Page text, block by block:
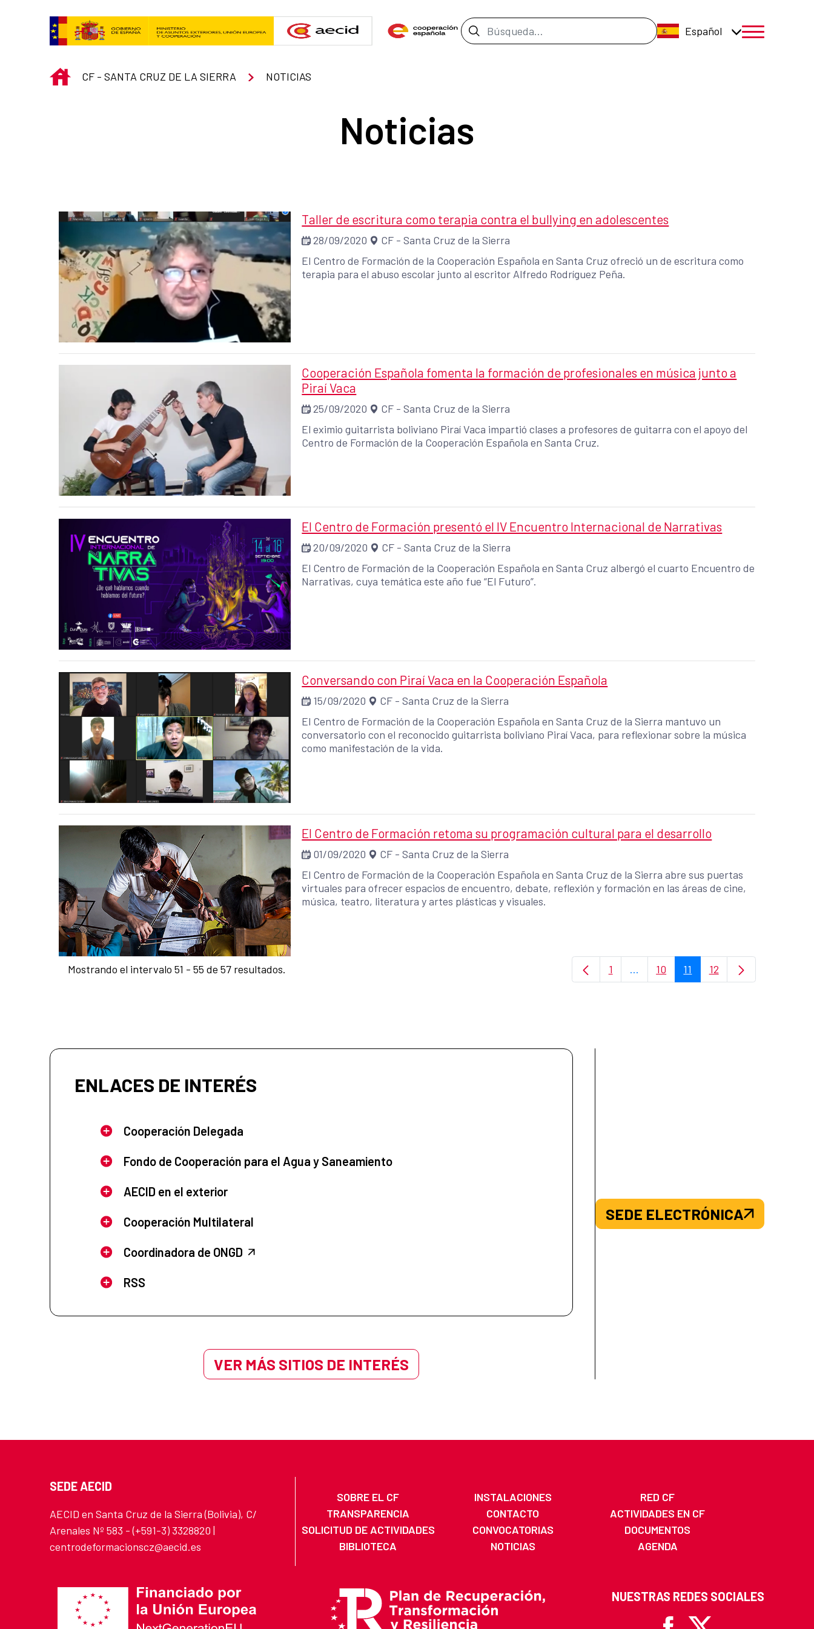
Barra de búsqueda Español
menú móvil
INICIO
CF - SANTA CRUZ DE LA SIERRA NOTICIAS
Noticias
Taller de escritura como terapia contra el bullying en adolescentes
28/09/2020
CF - Santa Cruz de la Sierra
El Centro de Formación de la Cooperación Española en Santa Cruz ofreció un de escritura como
terapia para el abuso escolar junto al escritor Alfredo Rodríguez Peña.
Cooperación Española fomenta la formación de profesionales en música junto a
Piraí Vaca
25/09/2020
CF - Santa Cruz de la Sierra
El eximio guitarrista boliviano Piraí Vaca impartió clases a profesores de guitarra con el apoyo del
Centro de Formación de la Cooperación Española en Santa Cruz.
El Centro de Formación presentó el IV Encuentro Internacional de Narrativas
20/09/2020
CF - Santa Cruz de la Sierra
El Centro de Formación de la Cooperación Española en Santa Cruz albergó el cuarto Encuentro de
Narrativas, cuya temática este año fue “El Futuro”.
Conversando con Piraí Vaca en la Cooperación Española
15/09/2020
CF - Santa Cruz de la Sierra
El Centro de Formación de la Cooperación Española en Santa Cruz de la Sierra mantuvo un
conversatorio con el reconocido guitarrista boliviano Piraí Vaca, para reflexionar sobre la música
como manifestación de la vida.
El Centro de Formación retoma su programación cultural para el desarrollo
01/09/2020
CF - Santa Cruz de la Sierra
El Centro de Formación de la Cooperación Española en Santa Cruz de la Sierra abre sus puertas
virtuales para ofrecer espacios de encuentro, debate, reflexión y formación en las áreas de cine,
música, teatro, literatura y artes plásticas y visuales.
Mostrando el intervalo 51 - 55 de 57 resultados. Página
1 ...Páginas intermedias Use TAB para
Página
10 Página
11 Página
12
ENLACES DE INTERÉS
Cooperación Delegada
Fondo de Cooperación para el Agua y Saneamiento
AECID en el exterior
Cooperación Multilateral
Coordinadora de ONGD
RSS
VER MÁS SITIOS DE INTERÉS
SEDE ELECTRÓNICA
SEDE AECID
AECID en Santa Cruz de la Sierra (Bolivia), C/
Arenales Nº 583 - (+591-3) 3328820 |
centrodeformacionscz@aecid.es
SOBRE EL CF INSTALACIONES
RED CF
TRANSPARENCIA
CONTACTO
ACTIVIDADES EN CF
SOLICITUD DE ACTIVIDADES
CONVOCATORIAS
DOCUMENTOS
BIBLIOTECA
NOTICIAS AGENDA
NUESTRAS REDES SOCIALES
Facebook
X